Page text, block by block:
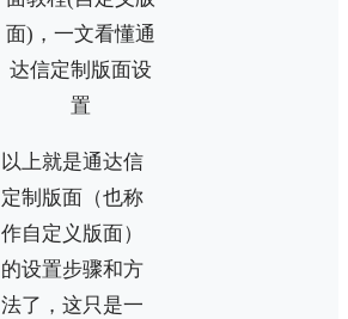
以上就是通达信
定制版面（也称
作自定义版面）
的设置步骤和方
法了，这只是一